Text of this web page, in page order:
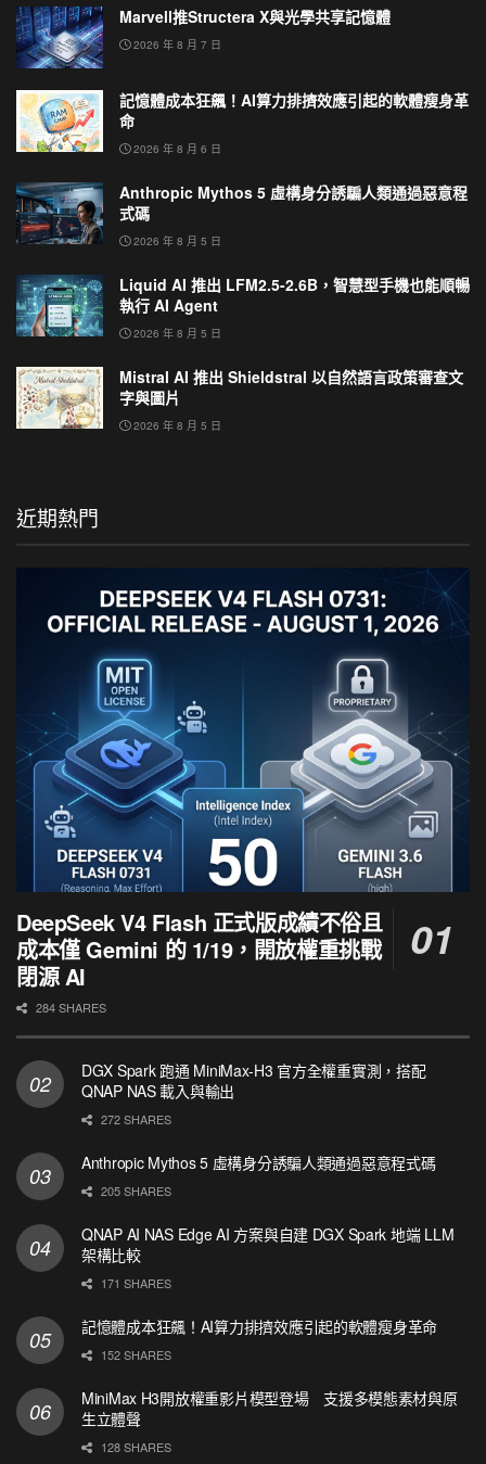
Marvell推Structera X與光學共享記憶體
2026 年 8 月 7 日
記憶體成本狂飆！AI算力排擠效應引起的軟體瘦身革
命
2026 年 8 月 6 日
Anthropic Mythos 5 虛構身分誘騙人類通過惡意程
式碼
2026 年 8 月 5 日
Liquid AI 推出 LFM2.5-2.6B，智慧型手機也能順暢
執行 AI Agent
2026 年 8 月 5 日
Mistral AI 推出 Shieldstral 以自然語言政策審查文
字與圖片
2026 年 8 月 5 日
近期熱門
DeepSeek V4 Flash 正式版成績不俗且
成本僅 Gemini 的 1/19，開放權重挑戰
閉源 AI
284 SHARES
DGX Spark 跑通 MiniMax-H3 官方全權重實測，搭配
QNAP NAS 載入與輸出
272 SHARES
Anthropic Mythos 5 虛構身分誘騙人類通過惡意程式碼
205 SHARES
QNAP AI NAS Edge AI 方案與自建 DGX Spark 地端 LLM
架構比較
171 SHARES
記憶體成本狂飆！AI算力排擠效應引起的軟體瘦身革命
152 SHARES
MiniMax H3開放權重影片模型登場 支援多模態素材與原
生立體聲
128 SHARES